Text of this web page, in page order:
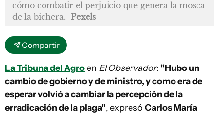
cómo combatir el perjuicio que genera la mosca
de la bichera. Pexels
Compartir
La Tribuna del Agroen El Observador: "Hubo un
cambio de gobierno y de ministro, y como era de
esperar volvió a cambiar la percepción de la
erradicación de la plaga", expresó Carlos María